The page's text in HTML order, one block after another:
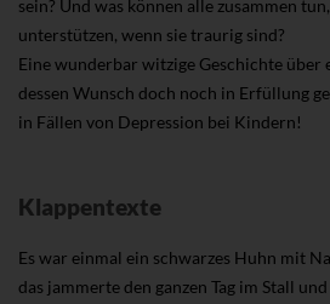
sein? Und was können alle zusammen
unterstützen, wenn sie traurig sind?
Eine wunderbar witzige Geschichte über
dessen Wunsch doch noch in Erfüllung
in Fällen von Depression bei Kindern!
Klappentexte
Es war einmal ein schwarzes Huhn mit
das jammerte den ganzen Tag im Stall